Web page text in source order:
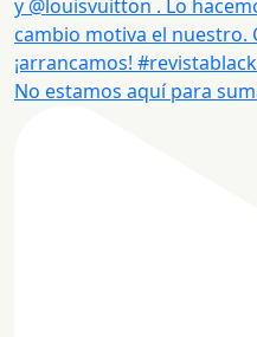
No estamos aquí para